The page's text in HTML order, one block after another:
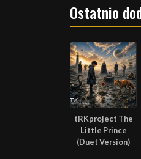
Ostatnio
tRKproject The
Little Prince
(Duet Version)